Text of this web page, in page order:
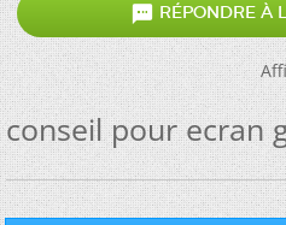
 RÉPONDRE À
conseil pour ecran